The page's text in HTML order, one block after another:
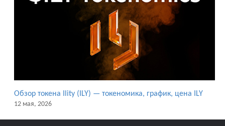
Обзор токена Ility (ILY) — токеномика, график, цена ILY
12 мая, 2026